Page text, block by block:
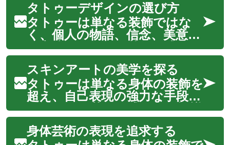
タトゥーデザインの選び方
タトゥーは単なる装飾ではな
く、個人の物語、信念、美意識
を永遠に肌に刻む芸術形式で
す。そのデザインを選ぶプロ
セスは、自己表現の旅の始まり
であり、深く個人的な意味を持
つものとなります。無数のス
タイル、モチーフ、技術が存在
する中で、自分にと...
スキンアートの美学を探る
タトゥーは単なる身体の装飾を
超え、自己表現の強力な手段と
して、また芸術形式として認識
されています。皮膚をキャン
バスとし、インクと針を使っ
身体芸術の表現を追求する